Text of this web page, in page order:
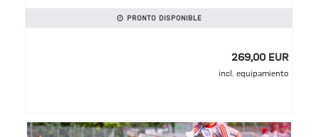
PRONTO DISPONIBLE
269,00 EUR
incl. equipamiento